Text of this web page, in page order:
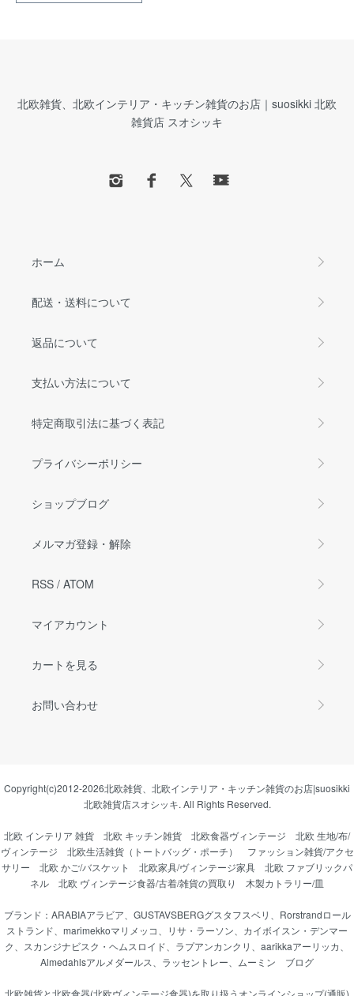
北欧雑貨、北欧インテリア・キッチン雑貨のお店｜suosikki 北欧
雑貨店 スオシッキ
ホーム
配送・送料について
返品について
支払い方法について
特定商取引法に基づく表記
プライバシーポリシー
ショップブログ
メルマガ登録・解除
RSS / ATOM
マイアカウント
カートを見る
お問い合わせ
Copyright(c)2012-2026北欧雑貨、北欧インテリア・キッチン雑貨のお店|suosikki
北欧雑貨店スオシッキ. All Rights Reserved.
北欧 インテリア 雑貨 北欧 キッチン雑貨 北欧食器ヴィンテージ
北欧 生地/布/
ヴィンテージ
北欧生活雑貨（トートバッグ・ポーチ）
ファッション雑貨/アクセ
サリー
北欧 かご/バスケット 北欧家具/ヴィンテージ家具
北欧 ファブリックパ
ネル
北欧 ヴィンテージ食器/古着/雑貨の買取り 木製カトラリー/皿
ブランド： ARABIAアラビア GUSTAVSBERGグスタフスベリ
Rorstrandロール
ストランド
marimekkoマリメッコ リサ・ラーソン
カイボイスン・デンマー
ク
スカンジナビスク・ヘムスロイド ラプアンカンクリ aarikkaアーリッカ
Almedahlsアルメダールス
ラッセントレー ムーミン ブログ
北欧雑貨と北欧食器(北欧ヴィンテージ食器)を取り扱うオンラインショップ(通販)